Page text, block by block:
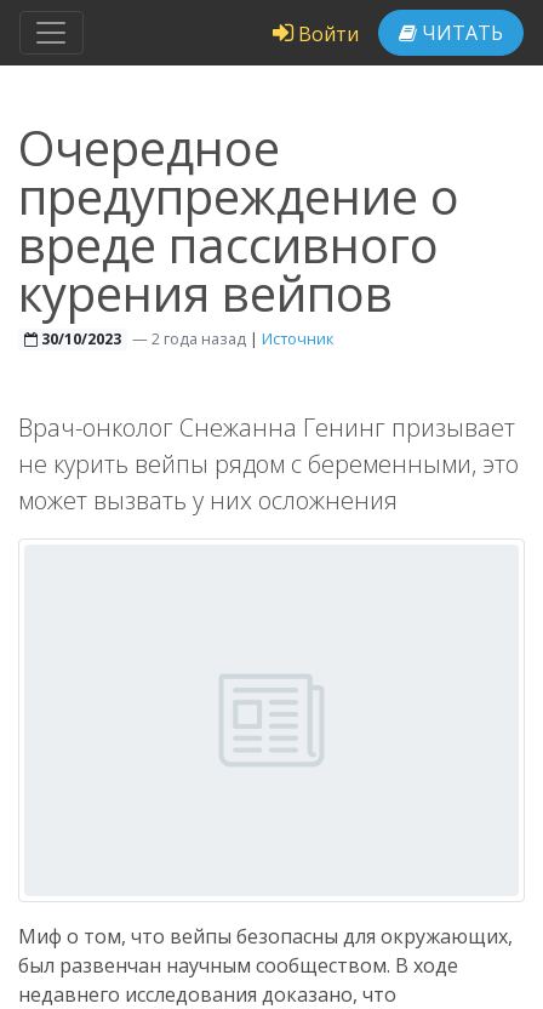
Войти ЧИТАТЬ
Очередное
предупреждение о
вреде пассивного
курения вейпов
30/10/2023 —2 года назад | Источник
Врач-онколог Снежанна Генинг призывает
не курить вейпы рядом с беременными, это
может вызвать у них осложнения
Миф о том, что вейпы безопасны для окружающих,
был развенчан научным сообществом. В ходе
недавнего исследования доказано, что